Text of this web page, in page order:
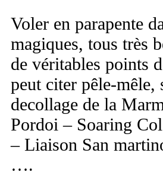
Voler en parapente
magiques, tous très
de véritables points
peut citer pêle-mêle,
decollage de la
Pordoi – Soaring
– Liaison San
….